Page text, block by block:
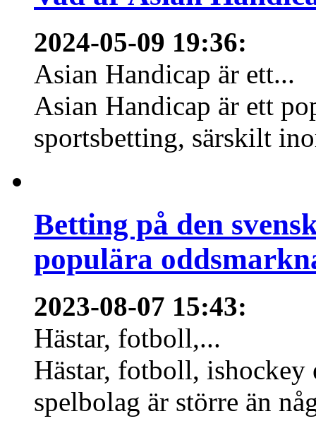
2024-05-09 19:36:
Asian Handicap är ett...
Asian Handicap är ett
sportsbetting, särskilt
Betting på den
populära
2023-08-07 15:43:
Hästar, fotboll,...
Hästar, fotboll,
spelbolag är större än